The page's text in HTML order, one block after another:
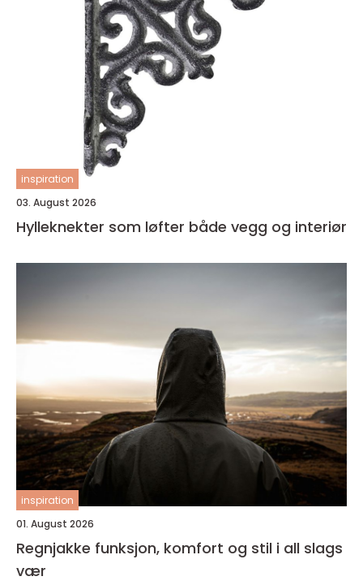
inspiration
03. August 2026
Hylleknekter som løfter både vegg og interiør
inspiration
01. August 2026
Regnjakke funksjon, komfort og stil i all slags
vær